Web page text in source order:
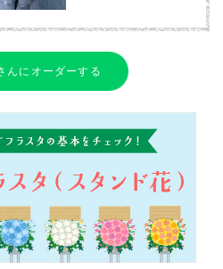
んにオーダーする